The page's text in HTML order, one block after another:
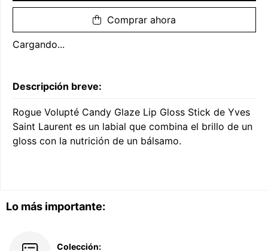
Lo más importante:
Colección:
Comprar ahora
Cargando...
Descripción breve:
Rogue Volupté Candy Glaze Lip Gloss Stick de Yves
Saint Laurent es un labial que combina el brillo de un
gloss con la nutrición de un bálsamo.